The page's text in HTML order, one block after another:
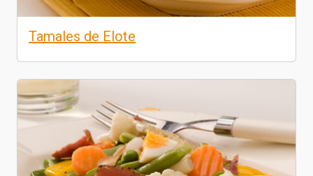
Tamales de Elote